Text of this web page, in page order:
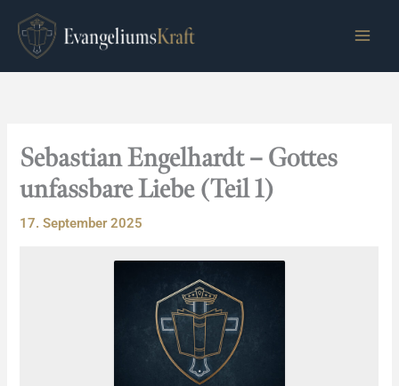
Inhalt
springen
Sebastian Engelhardt – Gottes
unfassbare Liebe (Teil 1)
17. September 2025